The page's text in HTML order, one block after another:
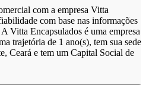
com a empresa Vitta
com base nas informações
Vitta Encapsulados é uma empresa
trajetória de 1 ano(s), tem sua sede
Ceará e tem um Capital Social de